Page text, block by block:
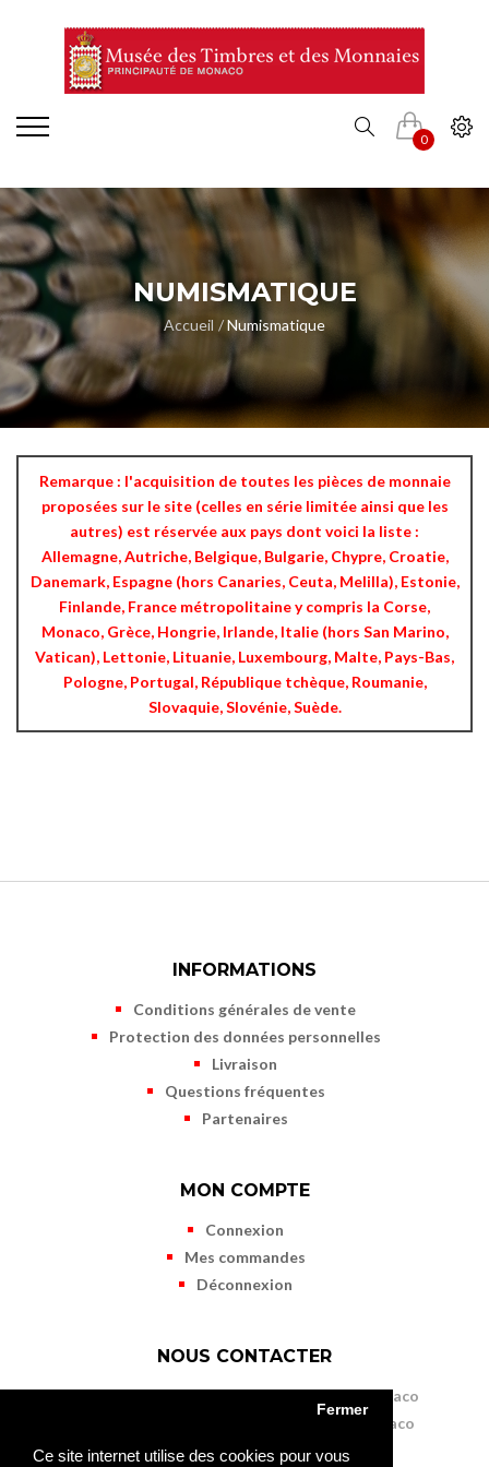
Ce site internet utilise des cookies pour vous
Fermer
0
NUMISMATIQUE
Accueil Numismatique
Remarque : l'acquisition de toutes les pièces de monnaie
proposées sur le site (celles en série limitée ainsi que les
autres) est réservée aux pays dont voici la liste :
Allemagne, Autriche, Belgique, Bulgarie, Chypre, Croatie,
Danemark, Espagne (hors Canaries, Ceuta, Melilla), Estonie,
Finlande, France métropolitaine y compris la Corse,
Monaco, Grèce, Hongrie, Irlande, Italie (hors San Marino,
Vatican), Lettonie, Lituanie, Luxembourg, Malte, Pays-Bas,
Pologne, Portugal, République tchèque, Roumanie,
Slovaquie, Slovénie, Suède.
INFORMATIONS
Conditions générales de vente
Protection des données personnelles
Livraison
Questions fréquentes
Partenaires
MON COMPTE
Connexion
Mes commandes
Déconnexion
NOUS CONTACTER
Musée des Timbres et des Monnaies de Monaco
11 terrasses de Fontvieille - MC 98000 Monaco
Tél. (+377) 98 98 41 50